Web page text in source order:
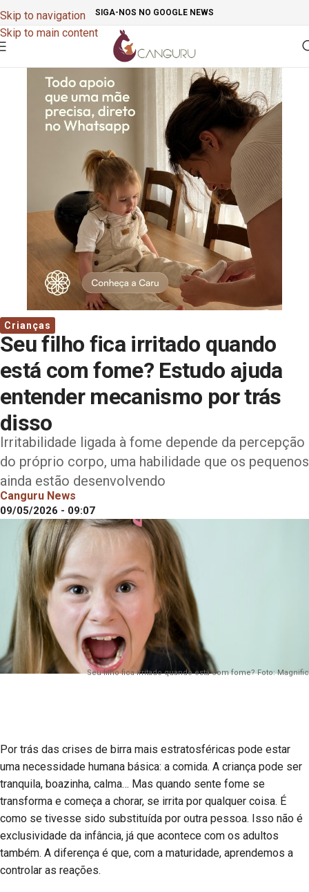
Skip to navigation
Skip to main content
SIGA-NOS NO GOOGLE NEWS
Crianças
Seu filho fica irritado quando
está com fome? Estudo ajuda
entender mecanismo por trás
disso
Irritabilidade ligada à fome depende da percepção
do próprio corpo, uma habilidade que os pequenos
ainda estão desenvolvendo
Canguru News
09/05/2026 - 09:07
Seu filho fica irritado quando está com fome? Foto: Magnific
Por trás das crises de birra mais estratosféricas pode estar
uma necessidade humana básica: a comida. A criança pode ser
tranquila, boazinha, calma… Mas quando sente fome se
transforma e começa a chorar, se irrita por qualquer coisa. É
como se tivesse sido substituída por outra pessoa. Isso não é
exclusividade da infância, já que acontece com os adultos
também. A diferença é que, com a maturidade, aprendemos a
controlar as reações.